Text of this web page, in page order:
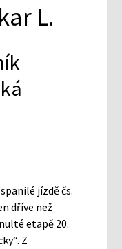
L.
jízdě čs.
dříve než
etapě 20.
Z